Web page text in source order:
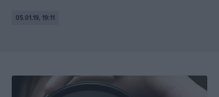
05.01.19, 19:11